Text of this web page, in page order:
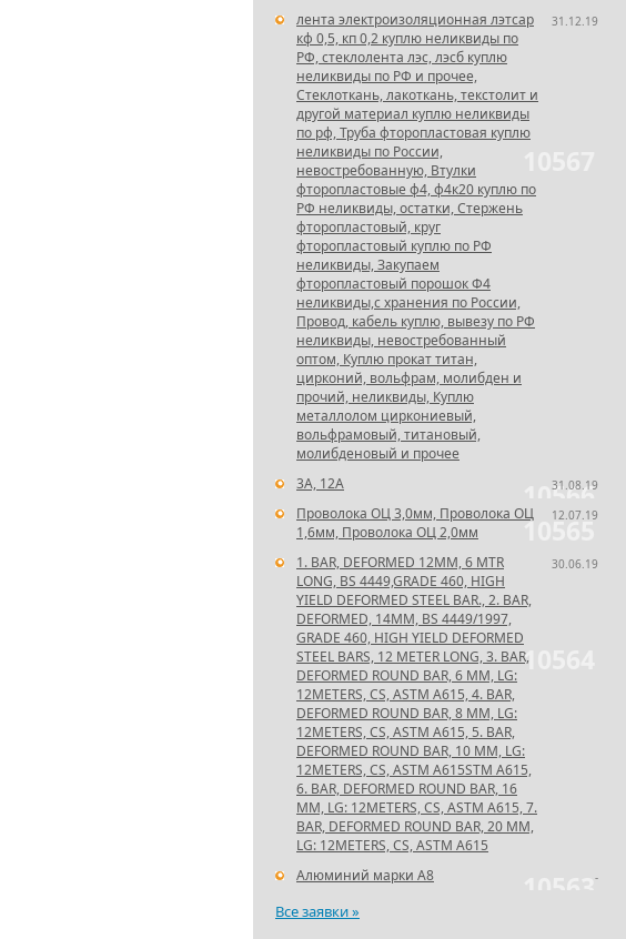
31.12.19
лента электроизоляционная лэтсар
кф 0,5, кп 0,2 куплю неликвиды по
РФ, стеклолента лэс, лэсб куплю
неликвиды по РФ и прочее,
Стеклоткань, лакоткань, текстолит и
другой материал куплю неликвиды
по рф, Труба фторопластовая куплю
неликвиды по России,
невостребованную, Втулки
фторопластовые ф4, ф4к20 куплю по
РФ неликвиды, остатки, Стержень
фторопластовый, круг
фторопластовый куплю по РФ
неликвиды, Закупаем
фторопластовый порошок Ф4
неликвиды,с хранения по России,
Провод, кабель куплю, вывезу по РФ
неликвиды, невостребованный
оптом, Куплю прокат титан,
цирконий, вольфрам, молибден и
прочий, неликвиды, Куплю
металлолом циркониевый,
вольфрамовый, титановый,
молибденовый и прочее
10566
31.08.19
3А, 12А
10565
12.07.19
Проволока ОЦ 3,0мм, Проволока ОЦ
1,6мм, Проволока ОЦ 2,0мм
10564
30.06.19
1. BAR, DEFORMED 12MM, 6 MTR
LONG, BS 4449,GRADE 460, HIGH
YIELD DEFORMED STEEL BAR., 2. BAR,
DEFORMED, 14MM, BS 4449/1997,
GRADE 460, HIGH YIELD DEFORMED
STEEL BARS, 12 METER LONG, 3. BAR,
DEFORMED ROUND BAR, 6 MM, LG:
12METERS, CS, ASTM A615, 4. BAR,
DEFORMED ROUND BAR, 8 MM, LG:
12METERS, CS, ASTM A615, 5. BAR,
DEFORMED ROUND BAR, 10 MM, LG:
12METERS, CS, ASTM A615STM A615,
6. BAR, DEFORMED ROUND BAR, 16
MM, LG: 12METERS, CS, ASTM A615, 7.
BAR, DEFORMED ROUND BAR, 20 MM,
LG: 12METERS, CS, ASTM A615
-
Алюминий марки А8
Все заявки »